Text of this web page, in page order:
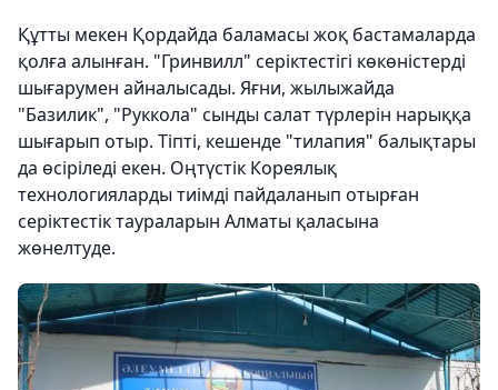
Құтты мекен Қордайда баламасы жоқ бастамаларда
қолға алынған. "Гринвилл" серіктестігі көкөністерді
шығарумен айналысады. Яғни, жылыжайда
"Базилик", "Руккола" сынды салат түрлерін нарыққа
шығарып отыр. Тіпті, кешенде "тилапия" балықтары
да өсіріледі екен. Оңтүстік Кореялық
технологияларды тиімді пайдаланып отырған
серіктестік таураларын Алматы қаласына
жөнелтуде.